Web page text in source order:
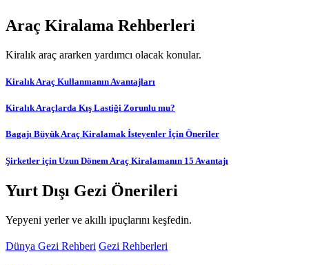
Araç Kiralama Rehberleri
Kiralık araç ararken yardımcı olacak konular.
Kiralık Araç Kullanmanın Avantajları
Kiralık Araçlarda Kış Lastiği Zorunlu mu?
Bagajı Büyük Araç Kiralamak İsteyenler İçin Öneriler
Şirketler için Uzun Dönem Araç Kiralamanın 15 Avantajı
Yurt Dışı Gezi Önerileri
Yepyeni yerler ve akıllı ipuçlarını keşfedin.
Dünya Gezi Rehberi Gezi Rehberleri